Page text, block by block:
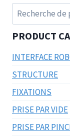
Recherche
pour :
PRODUCT
INTERFACE
STRUCTURE
FIXATIONS
PRISE PAR VIDE
PRISE PAR